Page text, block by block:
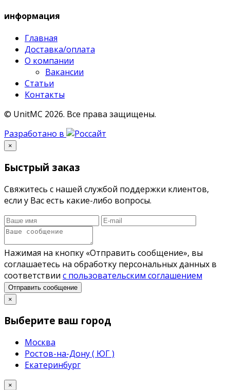
информация
Главная
Доставка/оплата
О компании
Вакансии
Статьи
Контакты
© UnitMC 2026. Все права защищены.
Разработано в
×
Быстрый заказ
Свяжитесь с нашей службой поддержки клиентов,
если у Вас есть какие-либо вопросы.
Нажимая на кнопку «Отправить сообщение», вы
соглашаетесь на обработку персональных данных в
соответствии с пользовательским соглашением
Отправить сообщение
×
Выберите ваш город
Москва
Ростов-на-Дону ( ЮГ )
Екатеринбург
×